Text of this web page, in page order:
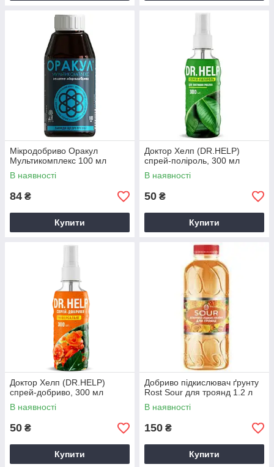
Мікродобриво Оракул
Мультикомплекс 100 мл
В наявності
84 ₴
Купити
Доктор Хелп (DR.HELP)
спрей-поліроль, 300 мл
В наявності
50 ₴
Купити
Доктор Хелп (DR.HELP)
спрей-добриво, 300 мл
В наявності
50 ₴
Купити
Добриво підкислювач ґрунту
Rost Sour для троянд 1.2 л
В наявності
150 ₴
Купити